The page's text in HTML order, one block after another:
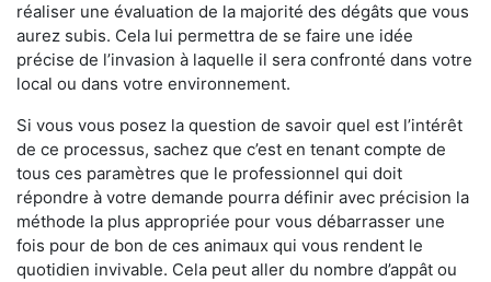
réaliser une évaluation de la majorité des dégâts que vous
aurez subis. Cela lui permettra de se faire une idée
précise de l’invasion à laquelle il sera confronté dans votre
local ou dans votre environnement.
Si vous vous posez la question de savoir quel est l’intérêt
de ce processus, sachez que c’est en tenant compte de
tous ces paramètres que le professionnel qui doit
répondre à votre demande pourra définir avec précision la
méthode la plus appropriée pour vous débarrasser une
fois pour de bon de ces animaux qui vous rendent le
quotidien invivable. Cela peut aller du nombre d’appât ou